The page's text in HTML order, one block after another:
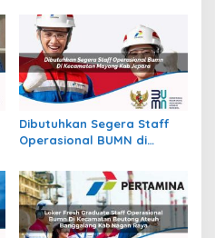
Kab. Wonogiri
Dibutuhkan Segera Staff
Operasional BUMN di
Jepara